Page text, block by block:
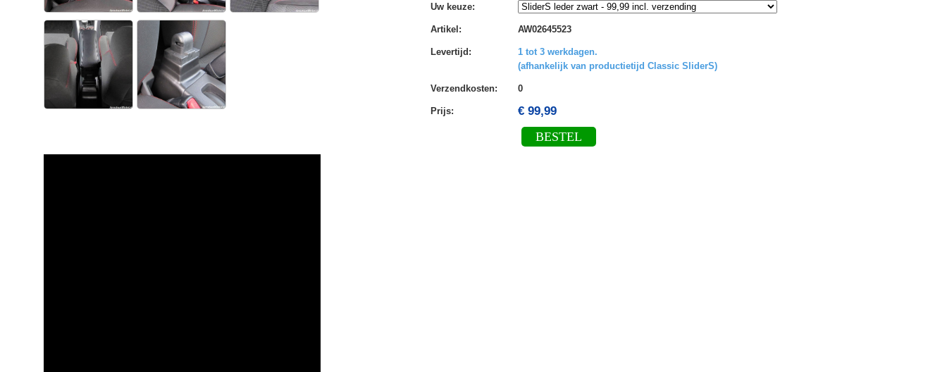
Uw keuze:
Artikel : AW02645523
Levertijd :
1 tot 3 werkdagen.
(afhankelijk van productietijd Classic SliderS)
Verzendkosten: 0
Prijs: € 99,99
BESTEL